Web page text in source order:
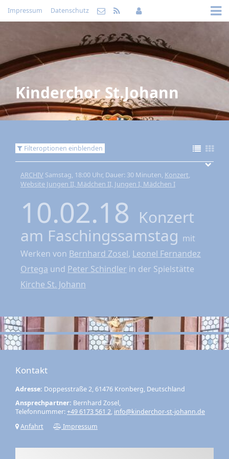
Impressum Datenschutz
Kinderchor St.Johann
Filteroptionen einblenden
ARCHIV Samstag, 18:00 Uhr, Dauer: 30 Minuten, Konzert,
Website Jungen II, Mädchen II, Jungen I, Mädchen I
10.02.18 Konzert
am Faschingssamstag mit
Werken von Bernhard Zosel, Leonel Fernandez
Ortega und Peter Schindler in der Spielstätte
Kirche St. Johann
Kontakt
Adresse: Doppesstraße 2, 61476 Kronberg, Deutschland
Ansprechpartner: Bernhard Zosel,
Telefonnummer:+49 6173 561 2, info@kinderchor-st-johann.de
Anfahrt
Impressum